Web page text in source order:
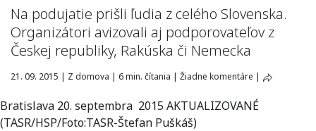
Na podujatie prišli ľudia z celého Slovenska.
Organizátori avizovali aj podporovateľov z
Českej republiky, Rakúska či Nemecka
21. 09. 2015 | Z domova | 6 min. čítania | Žiadne komentáre |
Bratislava 20. septembra 2015 AKTUALIZOVANÉ
(TASR/HSP/Foto:TASR-Štefan Puškáš)